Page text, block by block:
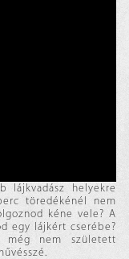
lájkvadász helyekre
töredékénél nem
kéne vele? A
egy lájkért cserébe?
még nem született